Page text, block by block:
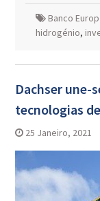
Banco
hidrogénio,
Dachser une-
tecnologias
25 Janeiro, 2021